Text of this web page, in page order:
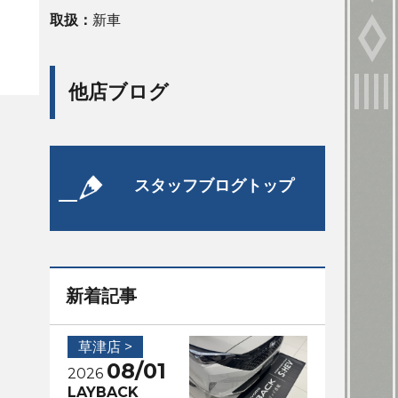
取扱： 新車
他店ブログ
スタッフブログトップ
新着記事
草津店 >
2026 08/01
LAYBACK